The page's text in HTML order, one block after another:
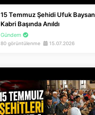
15 Temmuz Şehidi Ufuk Baysan
Kabri Başında Anıldı
Gündem
80 görüntülenme 15.07.2026